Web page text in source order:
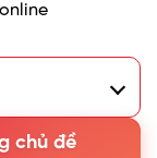
chủ đề